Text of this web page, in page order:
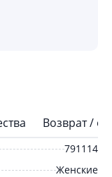
Возврат /
791114
Женские